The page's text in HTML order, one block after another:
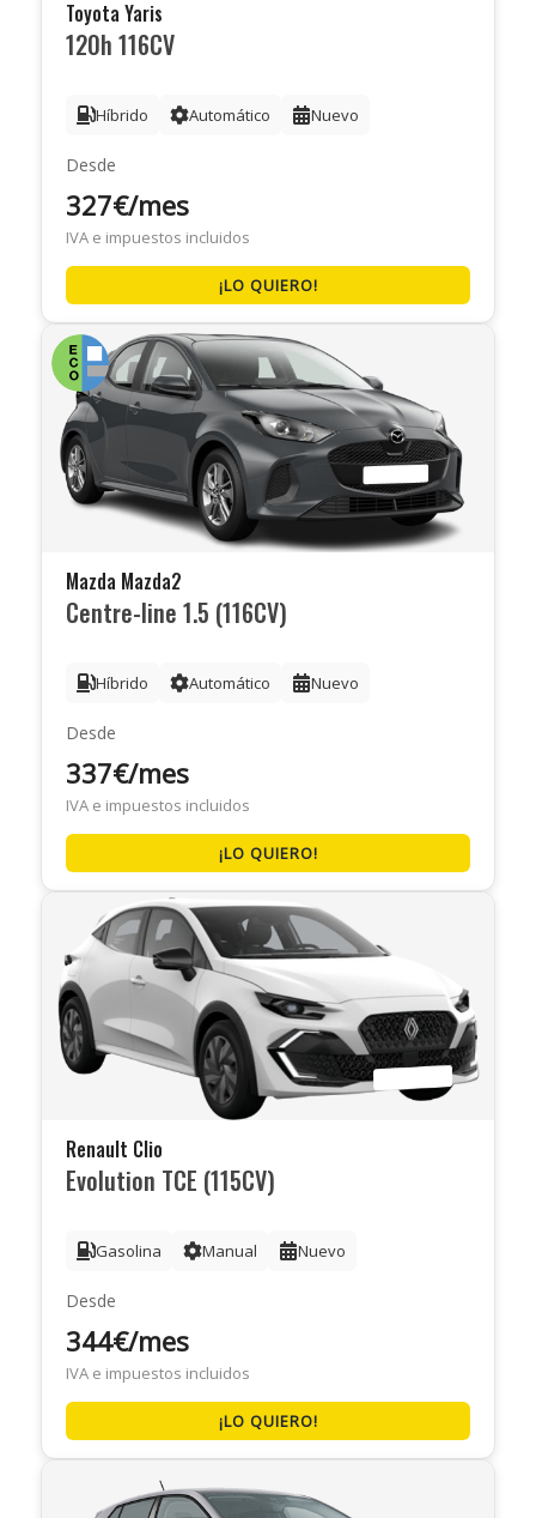
Toyota Yaris
120h 116CV
Híbrido Automático Nuevo
Desde
327€/mes
IVA e impuestos incluidos
¡LO QUIERO!
Mazda Mazda2
Centre-line 1.5 (116CV)
Híbrido Automático Nuevo
Desde
337€/mes
IVA e impuestos incluidos
¡LO QUIERO!
Renault Clio
Evolution TCE (115CV)
Gasolina Manual Nuevo
Desde
344€/mes
IVA e impuestos incluidos
¡LO QUIERO!